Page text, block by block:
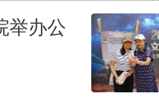
举办公